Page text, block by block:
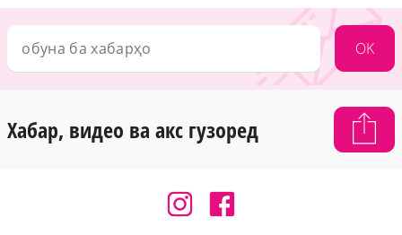
OK
Хабар, видео ва акс гузоред